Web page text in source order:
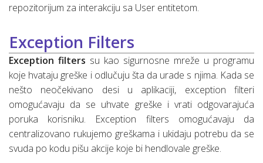
repozitorijum za interakciju sa User entitetom.
Exception Filters
Exception filters su kao sigurnosne mreže u programu
koje hvataju greške i odlučuju šta da urade s njima. Kada se
nešto neočekivano desi u aplikaciji, exception filteri
omogućavaju da se uhvate greške i vrati odgovarajuća
poruka korisniku. Exception filters omogućavaju da
centralizovano rukujemo greškama i ukidaju potrebu da se
svuda po kodu pišu akcije koje bi hendlovale greške.